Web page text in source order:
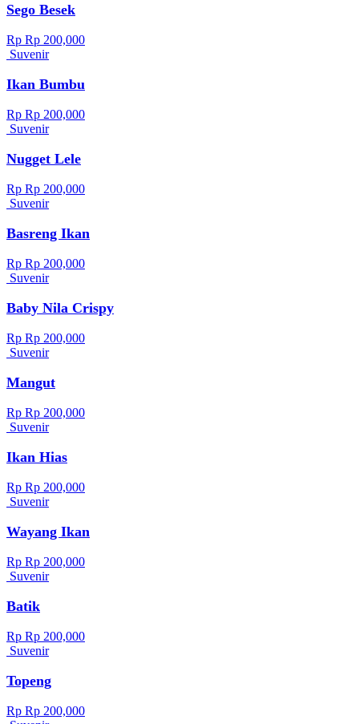
Sego Besek
Rp Rp 200,000
Suvenir
Ikan Bumbu
Rp Rp 200,000
Suvenir
Nugget Lele
Rp Rp 200,000
Suvenir
Basreng Ikan
Rp Rp 200,000
Suvenir
Baby Nila Crispy
Rp Rp 200,000
Suvenir
Mangut
Rp Rp 200,000
Suvenir
Ikan Hias
Rp Rp 200,000
Suvenir
Wayang Ikan
Rp Rp 200,000
Suvenir
Batik
Rp Rp 200,000
Suvenir
Topeng
Rp Rp 200,000